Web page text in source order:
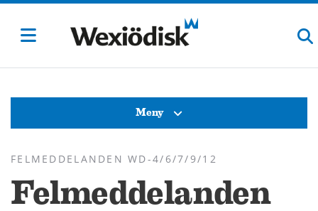
Meny
FELMEDDELANDEN WD-4/6/7/9/12
Felmeddelanden